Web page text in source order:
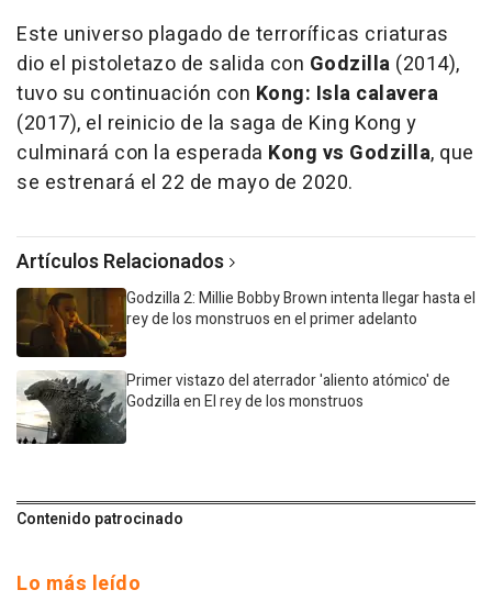
Este universo plagado de terroríficas criaturas
dio el pistoletazo de salida con Godzilla (2014),
tuvo su continuación con Kong: Isla calavera
(2017), el reinicio de la saga de King Kong y
culminará con la esperada Kong vs Godzilla, que
se estrenará el 22 de mayo de 2020.
Artículos Relacionados
Godzilla 2: Millie Bobby Brown intenta llegar hasta el
rey de los monstruos en el primer adelanto
Primer vistazo del aterrador 'aliento atómico' de
Godzilla en El rey de los monstruos
Contenido patrocinado
Lo más leído